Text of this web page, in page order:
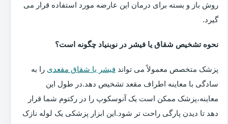
روش باز و بسته برای درمان این عارضه مورد استفاده قرار می
گیرد.
نحوه تشخیص شقاق یا فیشر در نوبنیاد چگونه است؟
پزشک متخصص معمولاً می تواند فیشر یا شقاق مقعدی را به
سادگی با معاینه اطراف مقعد تشخیص دهد.در طول این
معاینه،پزشک ممکن است یک آنوسکوپ را در رکتوم شما قرار
دهد تا دیدن پارگی راحت تر شود.این ابزار پزشکی یک لوله نازک